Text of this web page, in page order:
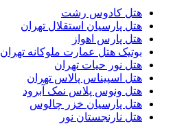
هتل کادوس رشت
هتل پارسیان استقلال تهران
هتل پارس اهواز
بوتیک هتل عمارت ملوکانه تهران
هتل نور حیات تهران
هتل اسپیناس پالاس تهران
هتل ونوس پلاس نمک آبرود
هتل پارسیان خزر چالوس
هتل نارنجستان نور